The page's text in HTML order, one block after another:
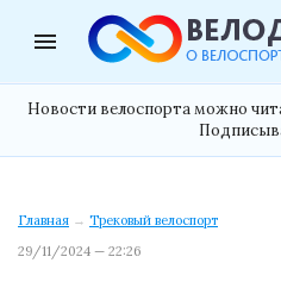
menu
Новости велоспорта можно
Главная → Трековый велоспорт
29/11/2024 — 22:26